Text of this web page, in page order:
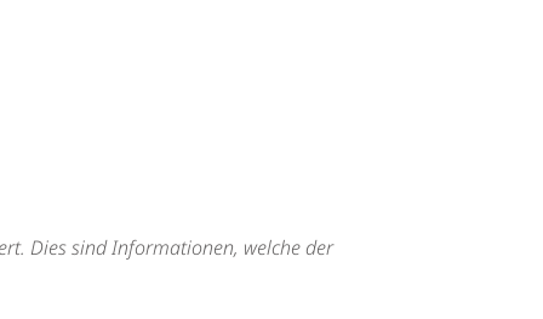
Dies sind Informationen, welche der